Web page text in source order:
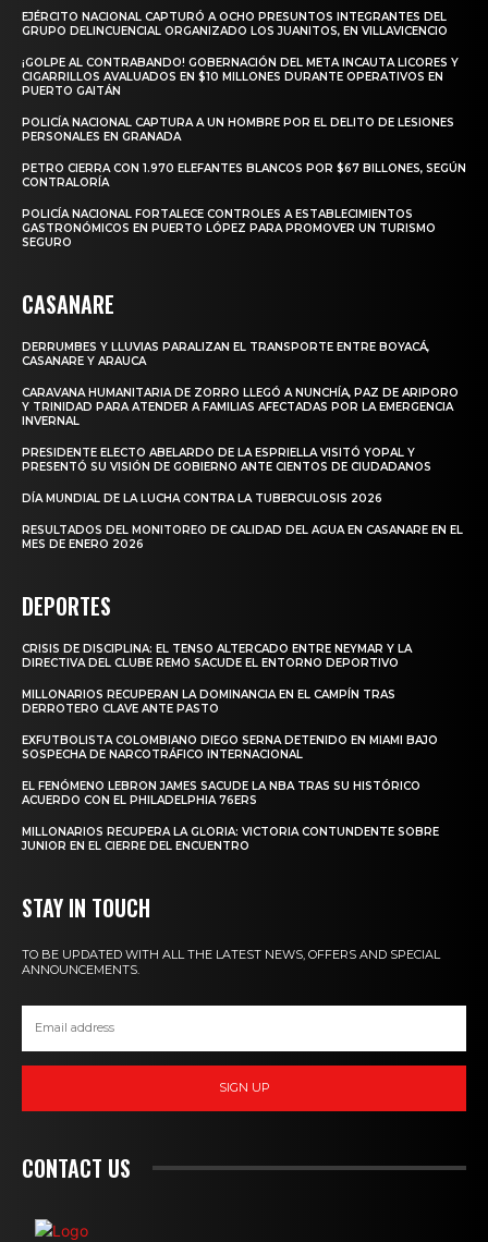
EJÉRCITO NACIONAL CAPTURÓ A OCHO PRESUNTOS INTEGRANTES DEL
GRUPO DELINCUENCIAL ORGANIZADO LOS JUANITOS, EN VILLAVICENCIO
¡GOLPE AL CONTRABANDO! GOBERNACIÓN DEL META INCAUTA LICORES Y
CIGARRILLOS AVALUADOS EN $10 MILLONES DURANTE OPERATIVOS EN
PUERTO GAITÁN
POLICÍA NACIONAL CAPTURA A UN HOMBRE POR EL DELITO DE LESIONES
PERSONALES EN GRANADA
PETRO CIERRA CON 1.970 ELEFANTES BLANCOS POR $67 BILLONES, SEGÚN
CONTRALORÍA
POLICÍA NACIONAL FORTALECE CONTROLES A ESTABLECIMIENTOS
GASTRONÓMICOS EN PUERTO LÓPEZ PARA PROMOVER UN TURISMO
SEGURO
CASANARE
DERRUMBES Y LLUVIAS PARALIZAN EL TRANSPORTE ENTRE BOYACÁ,
CASANARE Y ARAUCA
CARAVANA HUMANITARIA DE ZORRO LLEGÓ A NUNCHÍA, PAZ DE ARIPORO
Y TRINIDAD PARA ATENDER A FAMILIAS AFECTADAS POR LA EMERGENCIA
INVERNAL
PRESIDENTE ELECTO ABELARDO DE LA ESPRIELLA VISITÓ YOPAL Y
PRESENTÓ SU VISIÓN DE GOBIERNO ANTE CIENTOS DE CIUDADANOS
DÍA MUNDIAL DE LA LUCHA CONTRA LA TUBERCULOSIS 2026
RESULTADOS DEL MONITOREO DE CALIDAD DEL AGUA EN CASANARE EN EL
MES DE ENERO 2026
DEPORTES
CRISIS DE DISCIPLINA: EL TENSO ALTERCADO ENTRE NEYMAR Y LA
DIRECTIVA DEL CLUBE REMO SACUDE EL ENTORNO DEPORTIVO
MILLONARIOS RECUPERAN LA DOMINANCIA EN EL CAMPÍN TRAS
DERROTERO CLAVE ANTE PASTO
EXFUTBOLISTA COLOMBIANO DIEGO SERNA DETENIDO EN MIAMI BAJO
SOSPECHA DE NARCOTRÁFICO INTERNACIONAL
EL FENÓMENO LEBRON JAMES SACUDE LA NBA TRAS SU HISTÓRICO
ACUERDO CON EL PHILADELPHIA 76ERS
MILLONARIOS RECUPERA LA GLORIA: VICTORIA CONTUNDENTE SOBRE
JUNIOR EN EL CIERRE DEL ENCUENTRO
STAY IN TOUCH
TO BE UPDATED WITH ALL THE LATEST NEWS, OFFERS AND SPECIAL
ANNOUNCEMENTS.
SIGN UP
CONTACT US